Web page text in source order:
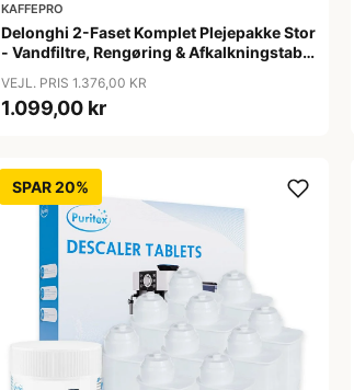
KAFFEPRO
Delonghi 2-Faset Komplet Plejepakke Stor
- Vandfiltre, Rengøring & Afkalkningstabs
VEJL. PRIS 1.376,00 KR
1.099,00 kr
SPAR 20%